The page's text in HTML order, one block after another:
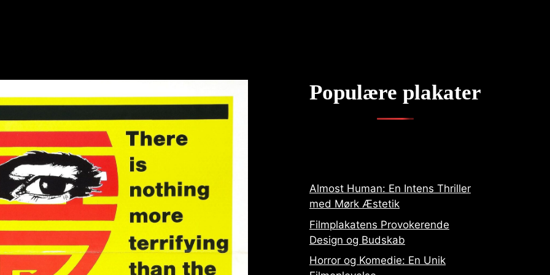
Populære plakater
Almost Human: En Intens Thriller
med Mørk Æstetik
Filmplakatens Provokerende
Design og Budskab
Horror og Komedie: En Unik